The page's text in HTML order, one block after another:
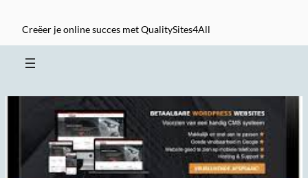
Creëer je online succes met QualitySites4All